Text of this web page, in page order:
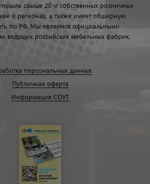
свыше 20-и собственных розничных
и регионах, а также имеет обширную
по РФ. Мы являемся официальными
ведущих российских мебельных фабрик.
персональных данных
Публичная оферта
Информация СОУТ